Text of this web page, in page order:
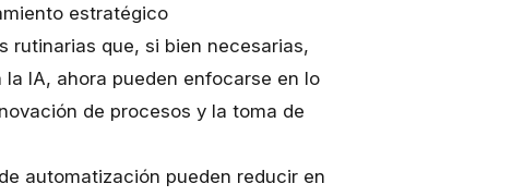
estratégico
rutinarias que, si bien necesarias,
IA, ahora pueden enfocarse en lo
de procesos y la toma de
automatización pueden reducir en